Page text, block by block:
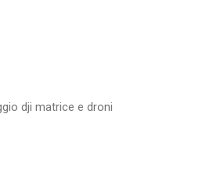
dji matrice e droni